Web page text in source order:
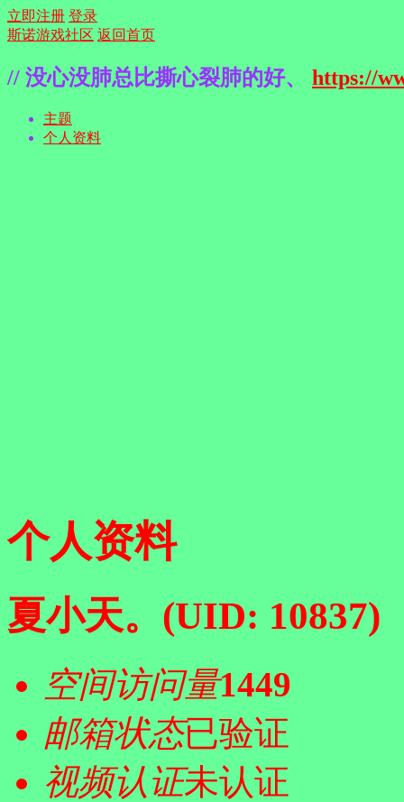
立即注册 登录
斯诺游戏社区 返回首页
// 没心没肺总比撕心裂肺的好、 https://
主题
个人资料
个人资料
夏小天。 (UID: 10837)
空间访问量1449
邮箱状态已验证
视频认证未认证